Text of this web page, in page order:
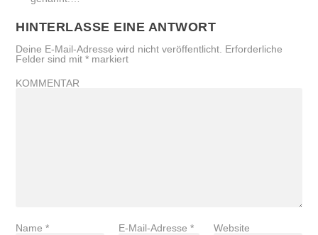
HINTERLASSE EINE ANTWORT
Deine E-Mail-Adresse wird nicht veröffentlicht. Erforderliche
Felder sind mit* markiert
KOMMENTAR
Name* E-Mail-Adresse * Website